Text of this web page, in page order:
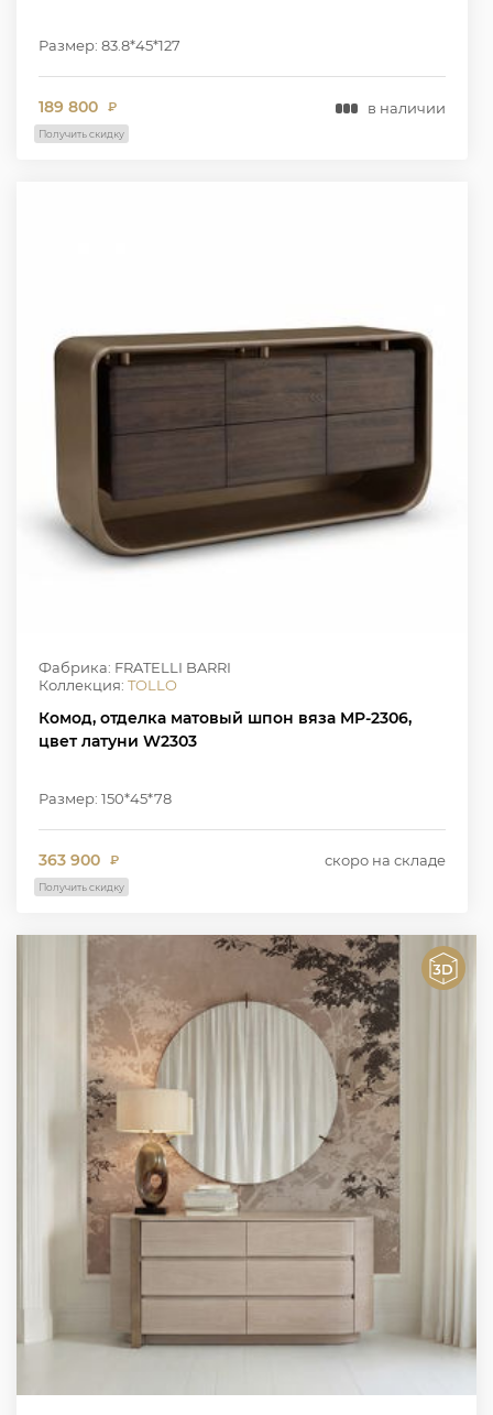
Размер: 83.8*45*127
189 800 ₽ в наличии
Получить скидку
Фабрика: FRATELLI BARRI
Коллекция: TOLLO
Комод, отделка матовый шпон вяза MP-2306,
цвет латуни W2303
Размер: 150*45*78
363 900 ₽ скоро на складе
Получить скидку